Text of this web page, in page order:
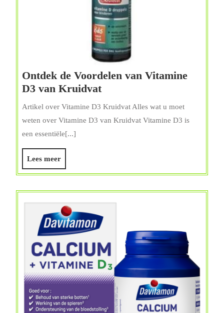
Ontdek de Voordelen van Vitamine
D3 van KruidvatOntdek
de
Kruidvat
Artikel over Vitamine D3 Kruidvat Alles wat u moet
weten over Vitamine D3 van Kruidvat Vitamine D3 is
een essentiële[...]
Lees meerLees
meer